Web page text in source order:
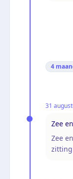
4
31
Zee
Zee
zitting